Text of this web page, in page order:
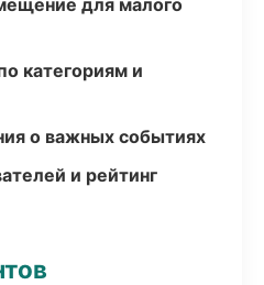
для малого
категориям и
о важных событиях
и рейтинг